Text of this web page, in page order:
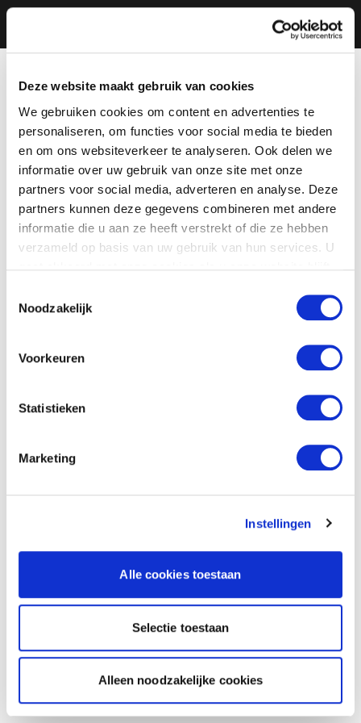
Deze website maakt gebruik van cookies
We gebruiken cookies om content en advertenties te
personaliseren, om functies voor social media te bieden
en om ons websiteverkeer te analyseren. Ook delen we
informatie over uw gebruik van onze site met onze
partners voor social media, adverteren en analyse. Deze
partners kunnen deze gegevens combineren met andere
informatie die u aan ze heeft verstrekt of die ze hebben
verzameld op basis van uw gebruik van hun services. U
Noodzakelijk
Voorkeuren
Statistieken
Marketing
Instellingen
Alle cookies toestaan
Selectie toestaan
Alleen noodzakelijke cookies